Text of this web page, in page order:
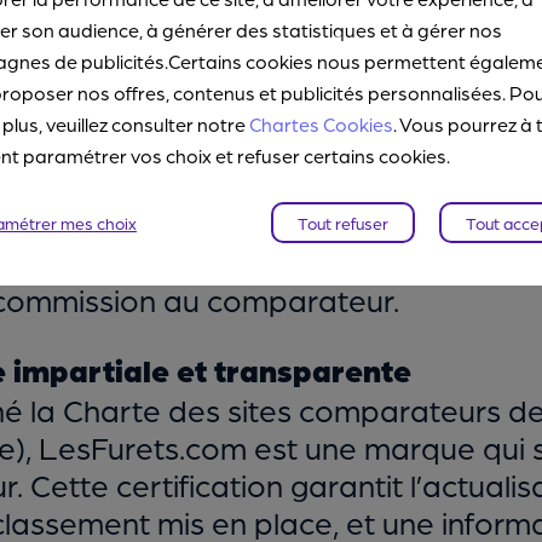
fait partie du panel des marques
auto connectée, d’assurance
lien avec les entreprises
donc
en toute indépendance
Un véritable gage de
au comparateur.
impartiale et transparente
la Charte des sites comparateurs
LesFurets.com est une marque qui
Cette certification garantit
mis en place, et une
son audience, à générer des statistiques et à gérer nos
de publicités.Certains cookies nous permettent
nos offres, contenus et publicités personnalisées.
veuillez consulter notreChartes Cookies . Vous pourrez à
paramétrer vos choix et refuser certains cookies.
Tout
Tout refuser
mes choix